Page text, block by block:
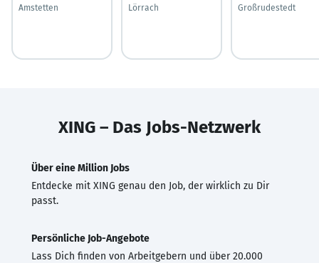
Amstetten
Lörrach
Großrudestedt
XING – Das Jobs-Netzwerk
Über eine Million Jobs
Entdecke mit XING genau den Job, der wirklich zu Dir
passt.
Persönliche Job-Angebote
Lass Dich finden von Arbeitgebern und über 20.000